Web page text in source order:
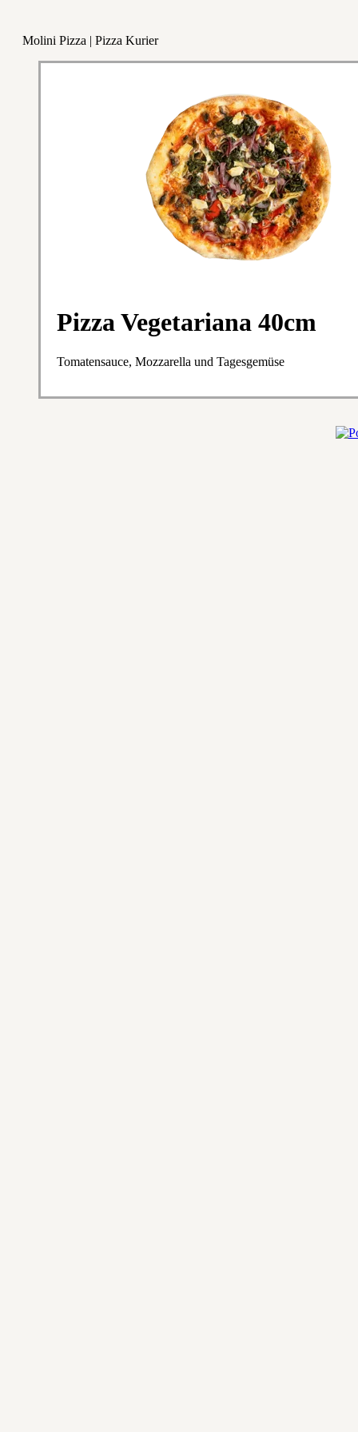
Molini Pizza | Pizza Kurier
Pizza Vegetariana 40cm
Tomatensauce, Mozzarella und Tagesgemüse